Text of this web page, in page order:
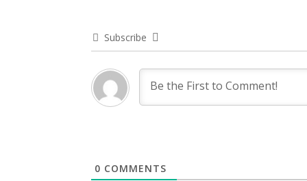
Subscribe
0 COMMENTS